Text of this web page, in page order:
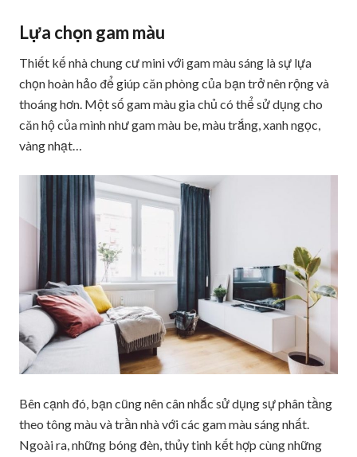
Lựa chọn gam màu
Thiết kế nhà chung cư mini với gam màu sáng là sự lựa
chọn hoàn hảo để giúp căn phòng của bạn trở nên rộng và
thoáng hơn. Một số gam màu gia chủ có thể sử dụng cho
căn hộ của mình như gam màu be, màu trắng, xanh ngọc,
vàng nhạt…
Bên cạnh đó, bạn cũng nên cân nhắc sử dụng sự phân tầng
theo tông màu và trần nhà với các gam màu sáng nhất.
Ngoài ra, những bóng đèn, thủy tinh kết hợp cùng những